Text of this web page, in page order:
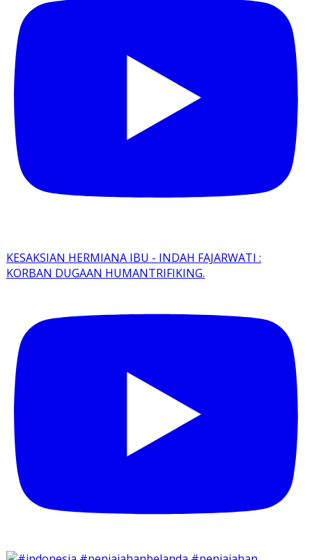
KESAKSIAN HERMIANA IBU - INDAH FAJARWATI :
KORBAN DUGAAN HUMANTRIFIKING.